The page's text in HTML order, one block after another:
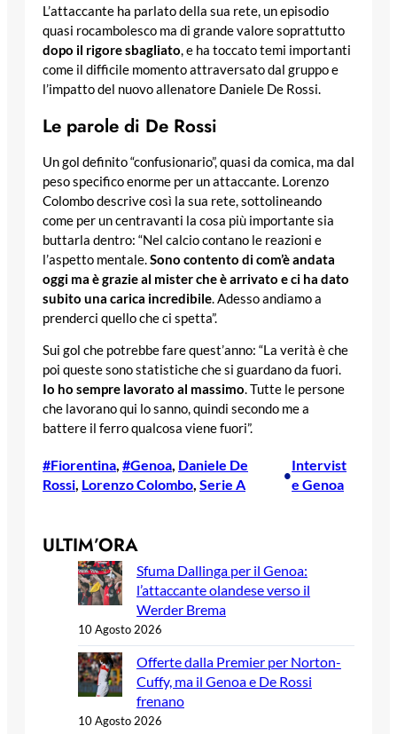
L’attaccante ha parlato della sua rete, un episodio
quasi rocambolesco ma di grande valore soprattutto
dopo il rigore sbagliato, e ha toccato temi importanti
come il difficile momento attraversato dal gruppo e
l’impatto del nuovo allenatore Daniele De Rossi.
Le parole di De Rossi
Un gol definito “confusionario”, quasi da comica, ma dal
peso specifico enorme per un attaccante. Lorenzo
Colombo descrive così la sua rete, sottolineando
come per un centravanti la cosa più importante sia
buttarla dentro: “Nel calcio contano le reazioni e
l’aspetto mentale.Sono contento di com’è andata
oggi ma è grazie al mister che è arrivato e ci ha dato
subito una carica incredibile. Adesso andiamo a
prenderci quello che ci spetta”.
Sui gol che potrebbe fare quest’anno: “La verità è che
poi queste sono statistiche che si guardano da fuori.
Io ho sempre lavorato al massimo. Tutte le persone
che lavorano qui lo sanno, quindi secondo me a
battere il ferro qualcosa viene fuori”.
#Fiorentina, #Genoa, Daniele De
Rossi, Lorenzo Colombo, Serie A
•
Intervist
e Genoa
ULTIM’ORA
Sfuma Dallinga per il Genoa:
l’attaccante olandese verso il
Werder Brema
10 Agosto 2026
Offerte dalla Premier per Norton-
Cuffy, ma il Genoa e De Rossi
frenano
10 Agosto 2026